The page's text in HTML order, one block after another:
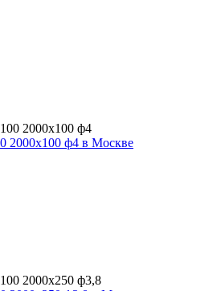
2000х100 ф4 в Москве